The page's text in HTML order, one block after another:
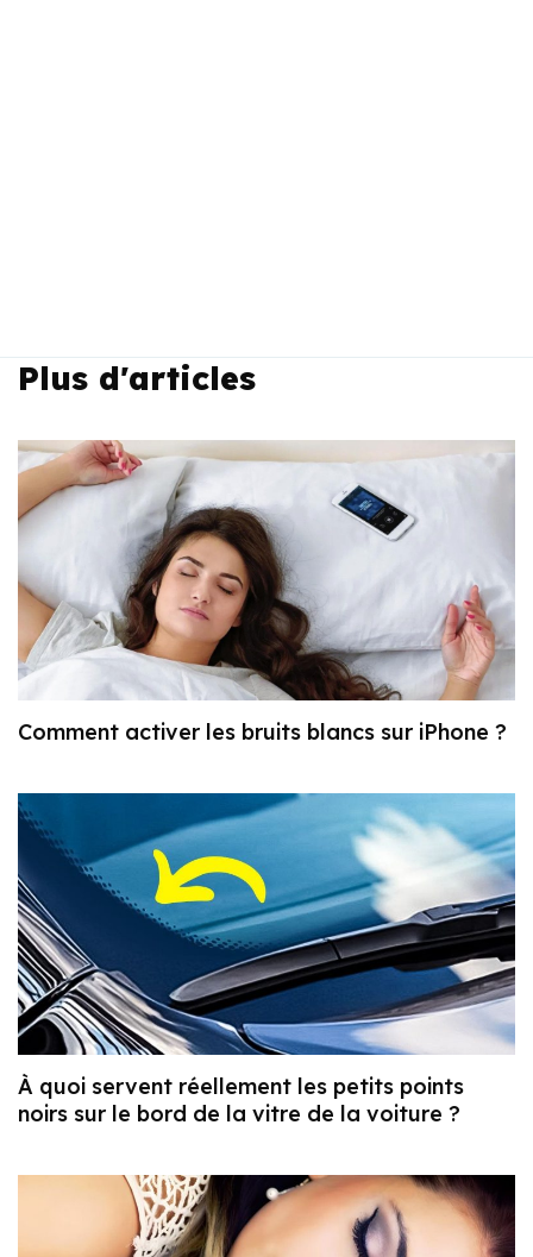
Plus d'articles
Comment activer les bruits blancs sur iPhone ?
À quoi servent réellement les petits points
noirs sur le bord de la vitre de la voiture ?